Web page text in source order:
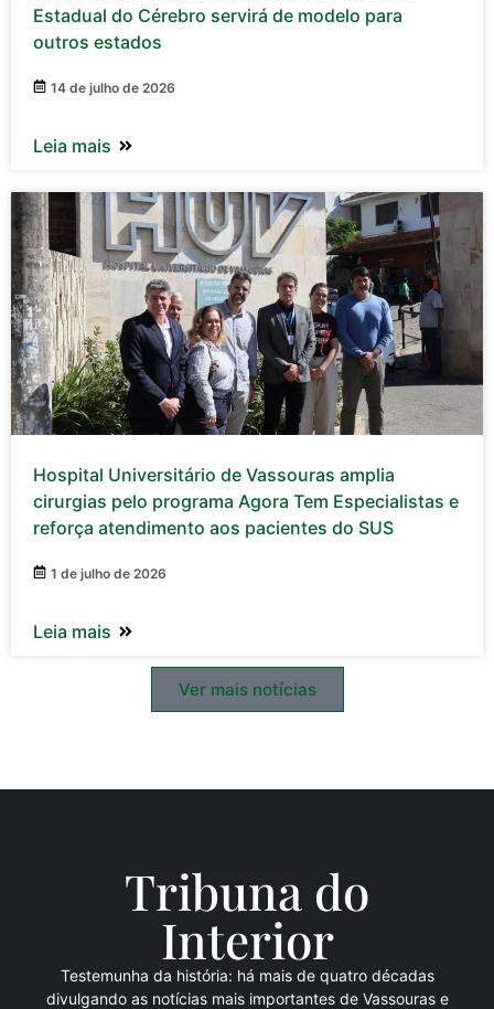
Estadual do Cérebro servirá de modelo para
outros estados
14 de julho de 2026
Leia mais
Hospital Universitário de Vassouras amplia
cirurgias pelo programa Agora Tem Especialistas e
reforça atendimento aos pacientes do SUS
1 de julho de 2026
Leia mais
Ver mais notícias
Tribuna do
Interior
Testemunha da história: há mais de quatro décadas
divulgando as notícias mais importantes de Vassouras e